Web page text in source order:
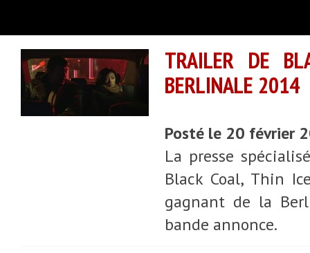
TRAILER DE
BERLINALE 2014
Posté le 20 février
La presse
Black Coal, Thin
gagnant de la
bande annonce.